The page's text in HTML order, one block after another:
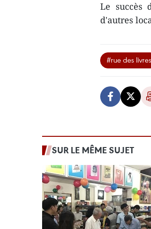
Le succès
d'autres
#rue des livres
SUR LE MÊME SUJET